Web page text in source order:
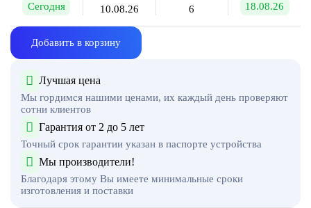
Сегодня 10.08.26 6 18.08.26
Добавить в корзину
Лучшая цена
Мы гордимся нашими ценами, их каждый день проверяют
сотни клиентов
Гарантия от 2 до 5 лет
Точный срок гарантии указан в паспорте устройства
Мы производители!
Благодаря этому Вы имеете минимальные сроки
изготовления и поставки